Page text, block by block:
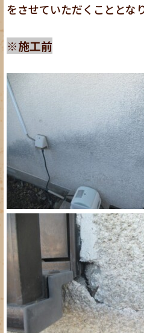
をさせていただくこととな
※施工前